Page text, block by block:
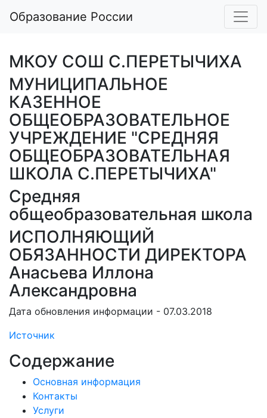
Образование России
МКОУ СОШ С.ПЕРЕТЫЧИХА
МУНИЦИПАЛЬНОЕ
КАЗЕННОЕ
ОБЩЕОБРАЗОВАТЕЛЬНОЕ
УЧРЕЖДЕНИЕ "СРЕДНЯЯ
ОБЩЕОБРАЗОВАТЕЛЬНАЯ
ШКОЛА С.ПЕРЕТЫЧИХА"
Средняя
общеобразовательная школа
ИСПОЛНЯЮЩИЙ
ОБЯЗАННОСТИ ДИРЕКТОРА
Анасьева Иллона
Александровна
Дата обновления информации - 07.03.2018
Источник
Содержание
Основная информация
Контакты
Услуги